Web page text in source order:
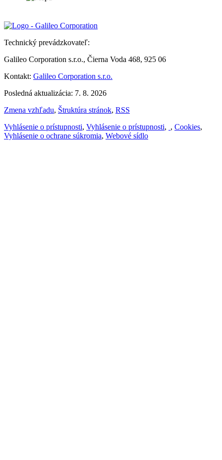
Technický prevádzkovateľ:
Galileo Corporation s.r.o., Čierna Voda 468, 925 06
Kontakt: Galileo Corporation s.r.o.
Posledná aktualizácia: 7. 8. 2026
Zmena vzhľadu, Štruktúra stránok, RSS
Vyhlásenie o prístupnosti, Vyhlásenie o prístupnosti, , Cookies,
Vyhlásenie o ochrane súkromia, Webové sídlo